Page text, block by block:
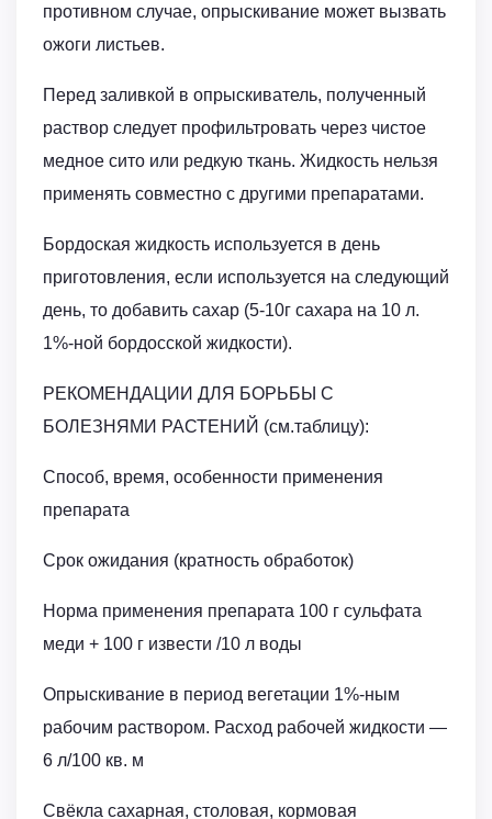
противном случае, опрыскивание может вызвать
ожоги листьев.
Перед заливкой в опрыскиватель, полученный
раствор следует профильтровать через чистое
медное сито или редкую ткань. Жидкость нельзя
применять совместно с другими препаратами.
Бордоская жидкость используется в день
приготовления, если используется на следующий
день, то добавить сахар (5-10г сахара на 10 л.
1%-ной бордосской жидкости).
РЕКОМЕНДАЦИИ ДЛЯ БОРЬБЫ С
БОЛЕЗНЯМИ РАСТЕНИЙ (см.таблицу):
Способ, время, особенности применения
препарата
Срок ожидания (кратность обработок)
Норма применения препарата 100 г сульфата
меди + 100 г извести /10 л воды
Опрыскивание в период вегетации 1%-ным
рабочим раствором. Расход рабочей жидкости ―
6 л/100 кв. м
Свёкла сахарная, столовая, кормовая